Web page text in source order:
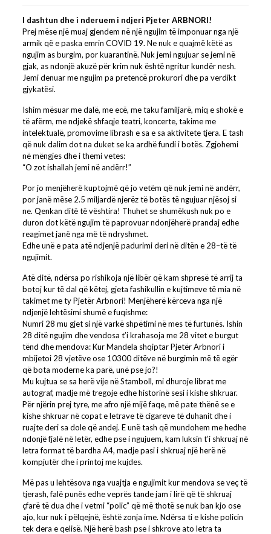
I dashtun dhe i nderuem i ndjeri Pjeter ARBNORI!
Prej mëse një muaj gjendem në një ngujim të imponuar nga një
armik që e paska emrin COVID 19. Ne nuk e quajmë këtë as
ngujim as burgim, por kuarantinë. Nuk jemi ngujuar se jemi në
gjak, as ndonjë akuzë për krim nuk është ngritur kundër nesh.
Jemi denuar me ngujim pa pretencë prokurori dhe pa verdikt
gjykatësi.
Ishim mësuar me dalë, me ecë, me taku familjarë, miq e shokë e
të afërm, me ndjekë shfaqje teatri, koncerte, takime me
intelektualë, promovime librash e sa e sa aktivitete tjera. E tash
që nuk dalim dot na duket se ka ardhë fundi i botës. Zgjohemi
në mëngjes dhe i themi vetes:
“O zot ishallah jemi në andërr!”
Por jo menjëherë kuptojmë që jo vetëm që nuk jemi në andërr,
por janë mëse 2.5 miljardë njerëz të botës të ngujuar njësoj si
ne. Qenkan ditë të vështira! Thuhet se shumëkush nuk po e
duron dot këtë ngujim të paprovuar ndonjëherë prandaj edhe
reagimet janë nga më të ndryshmet.
Edhe unë e pata atë ndjenjë padurimi deri në ditën e 28–të të
ngujimit.
Atë ditë, ndërsa po rishikoja një libër që kam shpresë të arrij ta
botoj kur të dal që këtej, gjeta fashikullin e kujtimeve të mia në
takimet me ty Pjetër Arbnori! Menjëherë kërceva nga një
ndjenjë lehtësimi shumë e fuqishme:
Numri 28 mu gjet si një varkë shpëtimi në mes të furtunës. Ishin
28 ditë ngujim dhe vendosa t’i krahasoja me 28 vitet e burgut
tënd dhe mendova: Kur Mandela shqiptar Pjetër Arbnori i
mbijetoi 28 vjetëve ose 10300 ditëve në burgimin më të egër
që bota moderne ka parë, unë pse jo?!
Mu kujtua se sa herë vije në Stamboll, mi dhuroje librat me
autograf, madje më tregoje edhe historinë sesi i kishe shkruar.
Për njërin prej tyre, me afro një mijë faqe, më pate thënë se e
kishe shkruar në copat e letrave të cigareve të duhanit dhe i
ruajte deri sa dole që andej. E unë tash që mundohem me hedhe
ndonjë fjalë në letër, edhe pse i ngujuem, kam luksin t’i shkruaj në
letra format të bardha A4, madje pasi i shkruaj një herë në
kompjutër dhe i printoj me kujdes.
Më pas u lehtësova nga vuajtja e ngujimit kur mendova se veç të
tjerash, falë punës edhe veprës tande jam i lirë që të shkruaj
çfarë të dua dhe i vetmi “polic” që më thotë se nuk ban kjo ose
ajo, kur nuk i pëlqejnë, është zonja ime. Ndërsa ti e kishe policin
tek dera e qelisë. Një herë bash pse i shkrove ato letra ta